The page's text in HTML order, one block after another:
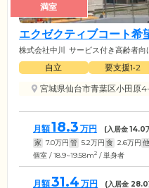
満室
エクゼクティブコート希
株式会社中川 サービス付き高齢者向
自立 要支援1•2
宮城県仙台市青葉区小田原
月額18.3 万円 (入居金14.0
家 7.0万円 管 5.2万円 食 2.6万円 他
個室 / 18.9~19.58m2 / 単身者
月額31.4 万円 (入居金 28.0